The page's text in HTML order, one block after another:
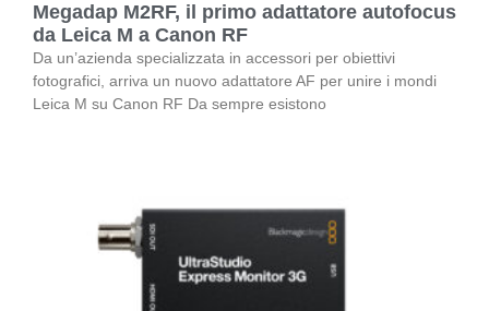
Megadap M2RF, il primo adattatore autofocus
da Leica M a Canon RF
Da un’azienda specializzata in accessori per obiettivi
fotografici, arriva un nuovo adattatore AF per unire i mondi
Leica M su Canon RF Da sempre esistono